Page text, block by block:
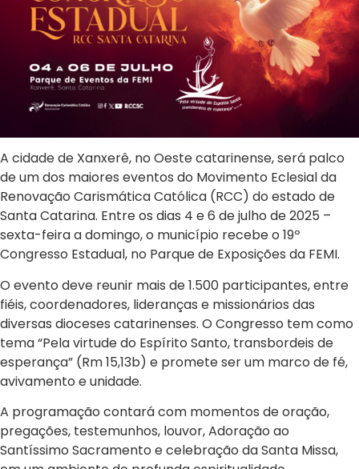
A cidade de Xanxerê, no Oeste catarinense, será palco
de um dos maiores eventos do Movimento Eclesial da
Renovação Carismática Católica (RCC) do estado de
Santa Catarina. Entre os dias 4 e 6 de julho de 2025 –
sexta-feira a domingo, o município recebe o 19º
Congresso Estadual, no Parque de Exposições da FEMI.
O evento deve reunir mais de 1.500 participantes, entre
fiéis, coordenadores, lideranças e missionários das
diversas dioceses catarinenses. O Congresso tem como
tema “Pela virtude do Espírito Santo, transbordeis de
esperança” (Rm 15,13b) e promete ser um marco de fé,
avivamento e unidade.
A programação contará com momentos de oração,
pregações, testemunhos, louvor, Adoração ao
Santíssimo Sacramento e celebração da Santa Missa,